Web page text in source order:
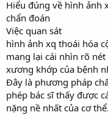
Hiểu đúng về hình ảnh
chẩn đoán
Việc quan sát
hình ảnh xq thoái hóa
mang lại cái nhìn rõ nét
xương khớp của bệnh
Đây là phương pháp
phép bác sĩ thấy được
nặng nề nhất của cơ thể.